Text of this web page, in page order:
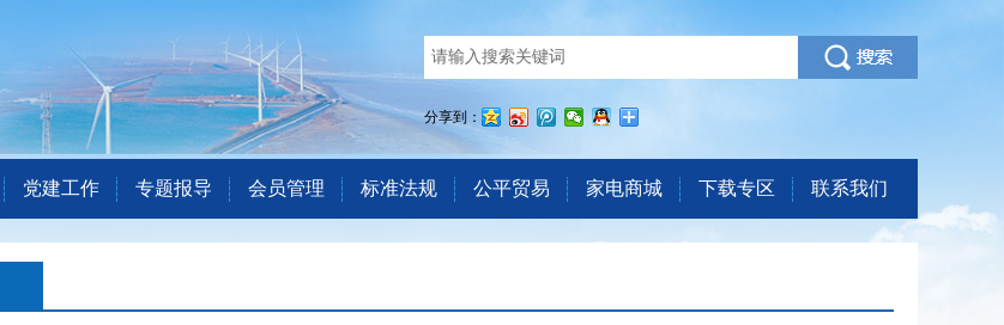
分享到：
党建工作 专题报导 会员管理 标准法规 公平贸易 家电商城 下载专区 联系我们